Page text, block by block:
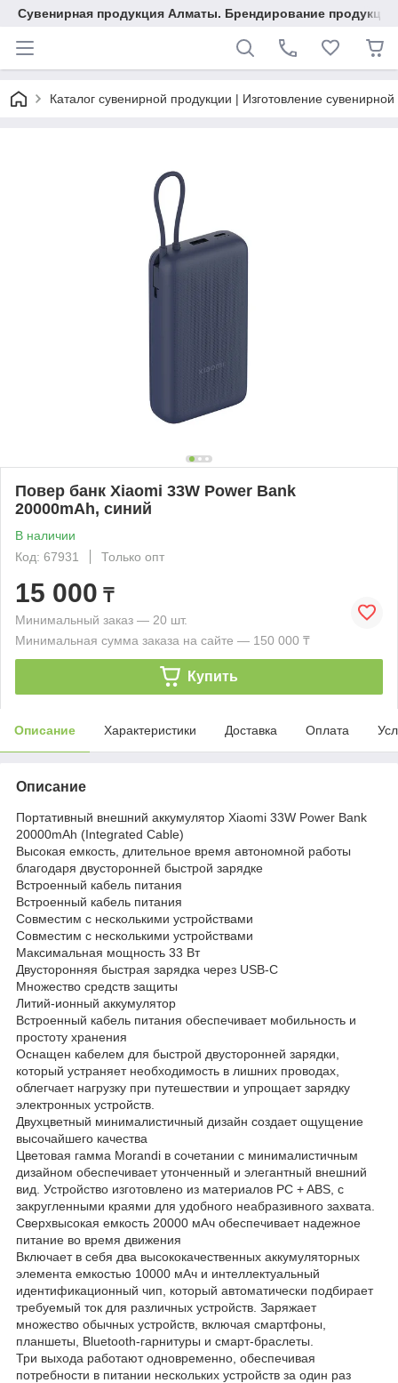
Сувенирная продукция Алматы. Брендирование
Каталог сувенирной продукции | Изготовление
Повер банк Xiaomi 33W Power Bank
20000mAh, синий
В наличии
Код: 67931
Только опт
15 000 ₸
Минимальный заказ — 20 шт.
Минимальная сумма заказа на сайте — 150 000 ₸
Купить
Описание Характеристики Доставка Оплата
Описание
Портативный внешний аккумулятор Xiaomi 33W Power Bank
20000mAh (Integrated Cable)
Высокая емкость, длительное время автономной работы
благодаря двусторонней быстрой зарядке
Встроенный кабель питания
Встроенный кабель питания
Совместим с несколькими устройствами
Совместим с несколькими устройствами
Максимальная мощность 33 Вт
Двусторонняя быстрая зарядка через USB-C
Множество средств защиты
Литий-ионный аккумулятор
Встроенный кабель питания обеспечивает мобильность и
простоту хранения
Оснащен кабелем для быстрой двусторонней зарядки,
который устраняет необходимость в лишних проводах,
облегчает нагрузку при путешествии и упрощает зарядку
электронных устройств.
Двухцветный минималистичный дизайн создает ощущение
высочайшего качества
Цветовая гамма Morandi в сочетании с минималистичным
дизайном обеспечивает утонченный и элегантный внешний
вид. Устройство изготовлено из материалов PC + ABS, с
закругленными краями для удобного неабразивного захвата.
Сверхвысокая емкость 20000 мАч обеспечивает надежное
питание во время движения
Включает в себя два высококачественных аккумуляторных
элемента емкостью 10000 мАч и интеллектуальный
идентификационный чип, который автоматически подбирает
требуемый ток для различных устройств. Заряжает
множество обычных устройств, включая смартфоны,
планшеты, Bluetooth-гарнитуры и смарт-браслеты.
Три выхода работают одновременно, обеспечивая
потребности в питании нескольких устройств за один раз